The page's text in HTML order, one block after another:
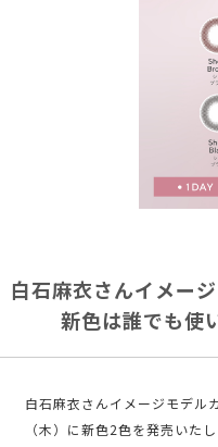
白石麻衣さんイメー
新色は誰でも使
白石麻衣さんイメージモデ
（木）に新色2色を発売いた